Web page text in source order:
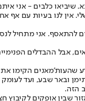
להתאסף. אני מתחיל
אבל ההבדלים
שהעות'מאנים הקימו
ובאר שבע, ועד לעומק
הזה.
שבין אופקים